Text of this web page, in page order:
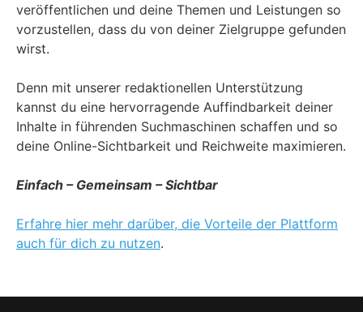
veröffentlichen und deine Themen und Leistungen so
vorzustellen, dass du von deiner Zielgruppe gefunden
wirst.
Denn mit unserer redaktionellen Unterstützung
kannst du eine hervorragende Auffindbarkeit deiner
Inhalte in führenden Suchmaschinen schaffen und so
deine Online-Sichtbarkeit und Reichweite maximieren.
Einfach – Gemeinsam – Sichtbar
Erfahre hier mehr darüber, die Vorteile der Plattform
auch für dich zu nutzen.